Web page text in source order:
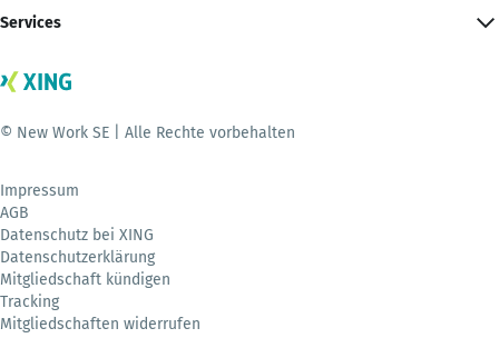
Services
© New Work SE | Alle Rechte vorbehalten
Impressum
AGB
Datenschutz bei XING
Datenschutzerklärung
Mitgliedschaft kündigen
Tracking
Mitgliedschaften widerrufen